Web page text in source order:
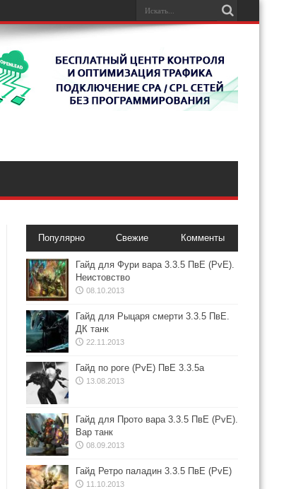
Популярно Свежие Комменты
Гайд для Фури вара 3.3.5 ПвЕ (PvE).
Неистовство
08.10.2013
Гайд для Рыцаря смерти 3.3.5 ПвЕ.
ДК танк
22.11.2013
Гайд по роге (PvE) ПвЕ 3.3.5а
13.08.2013
Гайд для Прото вара 3.3.5 ПвЕ (PvE).
Вар танк
08.09.2013
Гайд Ретро паладин 3.3.5 ПвЕ (PvE)
11.10.2013